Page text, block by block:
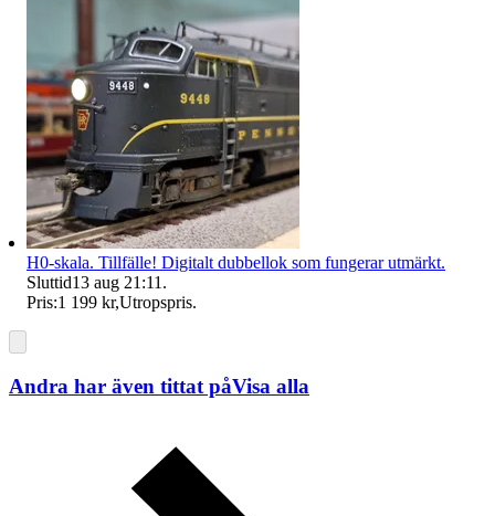
H0-skala. Tillfälle! Digitalt dubbellok som fungerar utmärkt.
Sluttid13 aug 21:11 .
Pris:1 199 kr,Utropspris.
Andra har även tittat påVisa alla